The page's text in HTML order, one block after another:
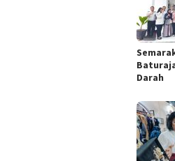
Darah